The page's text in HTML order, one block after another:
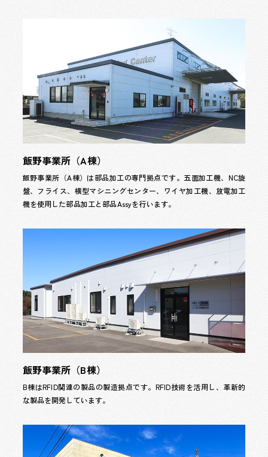
飯野事業所（A棟）
飯野事業所（A棟）は部品加工の専門拠点です。五面加工機、NC旋
盤、フライス、横型マシニングセンター、ワイヤ加工機、放電加工
機を使用した部品加工と部品Assyを行います。
飯野事業所（B棟）
B棟はRFID関連の製品の製造拠点です。RFID技術を活用し、革新的
な製品を開発しています。